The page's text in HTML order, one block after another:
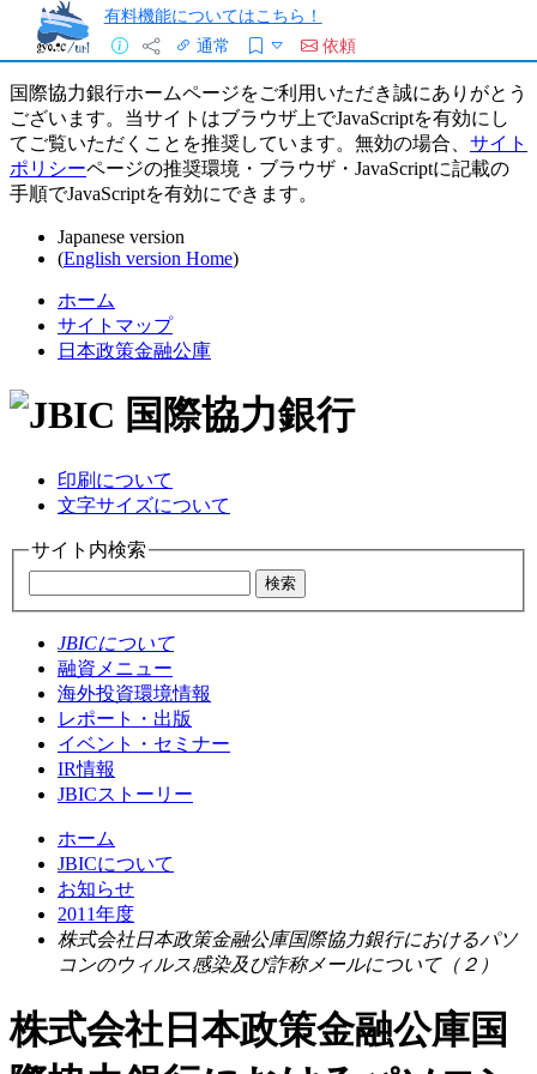
有料機能についてはこちら！
通常
依頼